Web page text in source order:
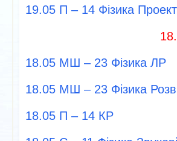
19.05 П – 14 Фізика
18.05 МШ – 23 Фізика ЛР
18.05 МШ – 23 Фізика
18.05 П – 14 КР